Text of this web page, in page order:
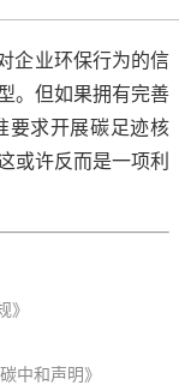
企业环保行为的信
。但如果拥有完善
要求开展碳足迹核
或许反而是一项利
》
中和声明》